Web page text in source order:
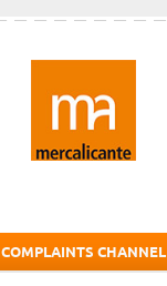
COMPLAINTS CHANNEL